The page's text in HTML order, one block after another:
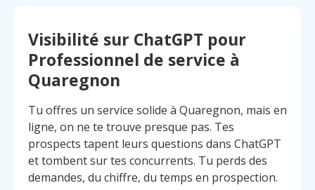
Visibilité sur ChatGPT pour
Professionnel de service à
Quaregnon
Tu offres un service solide à Quaregnon, mais en
ligne, on ne te trouve presque pas. Tes
prospects tapent leurs questions dans ChatGPT
et tombent sur tes concurrents. Tu perds des
demandes, du chiffre, du temps en prospection.